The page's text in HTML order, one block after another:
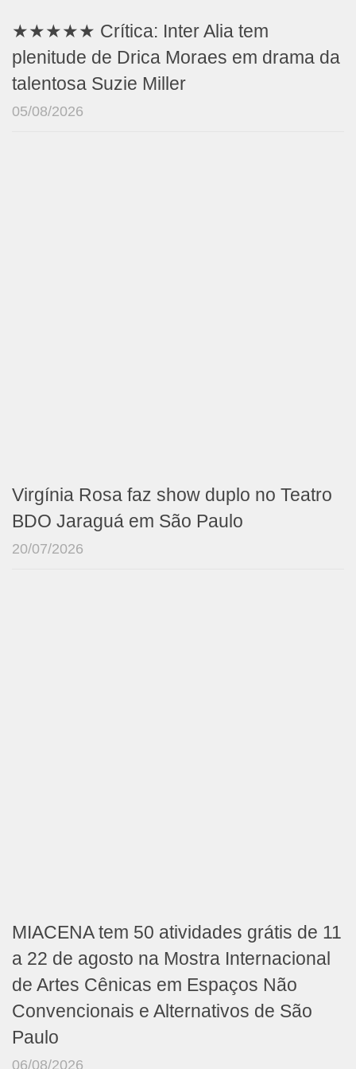
★★★★★ Crítica: Inter Alia tem
plenitude de Drica Moraes em drama da
talentosa Suzie Miller
05/08/2026
Virgínia Rosa faz show duplo no Teatro
BDO Jaraguá em São Paulo
20/07/2026
MIACENA tem 50 atividades grátis de 11
a 22 de agosto na Mostra Internacional
de Artes Cênicas em Espaços Não
Convencionais e Alternativos de São
Paulo
06/08/2026